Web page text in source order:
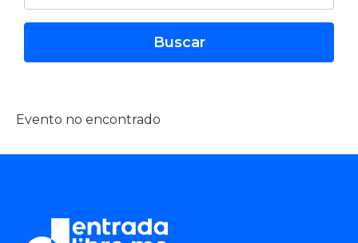
Evento no encontrado